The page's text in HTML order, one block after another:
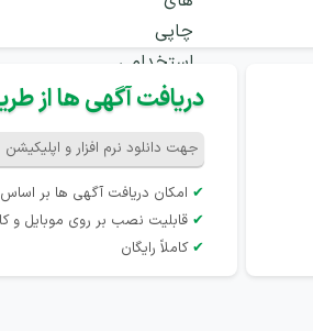
دریافت آگهی ها از
جهت دانلود نرم افزار و اپلیکیشن
✔ امکان دریافت آگهی ها بر
✔ قابلیت نصب بر روی موبایل و
✔ کاملاً رایگان